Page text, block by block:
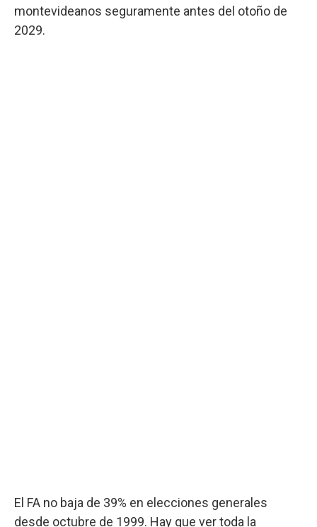
montevideanos seguramente antes del otoño de
2029.
El FA no baja de 39% en elecciones generales
desde octubre de 1999. Hay que ver toda la